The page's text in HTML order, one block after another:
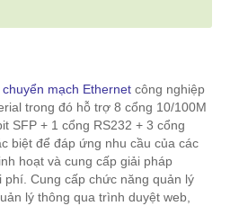
chuyển mạch Ethernet công nghiệp
trong đó hỗ trợ 8 cổng 10/100M
SFP + 1 cổng RS232 + 3 cổng
biệt để đáp ứng nhu cầu của các
hoạt và cung cấp giải pháp
phí. Cung cấp chức năng quản lý
lý thông qua trình duyệt web,